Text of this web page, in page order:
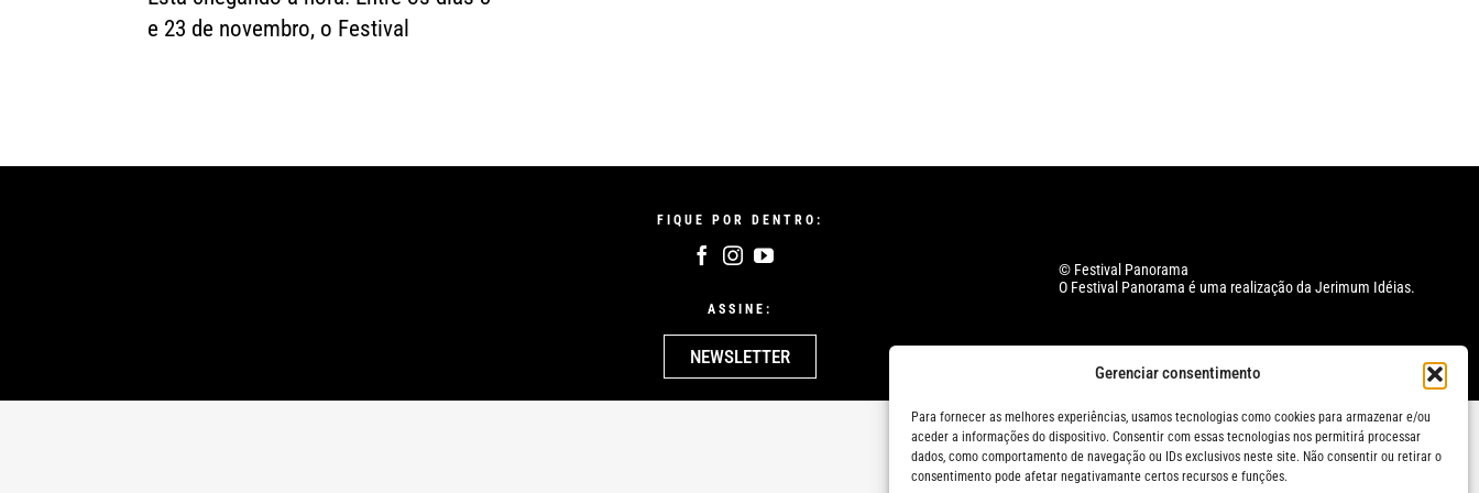
Gerenciar consentimento
Para fornecer as melhores experiências, usamos tecnologias como cookies para armazenar e/ou
aceder a informações do dispositivo. Consentir com essas tecnologias nos permitirá processar
dados, como comportamento de navegação ou IDs exclusivos neste site. Não consentir ou retirar o
consentimento pode afetar negativamante certos recursos e funções.
e 23 de novembro, o Festival
FIQUE POR DENTRO:
ASSINE:
NEWSLETTER
© Festival Panorama
O Festival Panorama é uma realização da Jerimum Idéias.